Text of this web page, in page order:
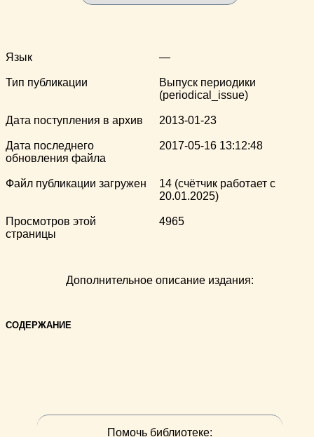
Язык —
Тип публикации
Выпуск периодики
(periodical_issue)
Дата поступления в архив 2013-01-23
Дата последнего
обновления файла
2017-05-16 13:12:48
Файл публикации загружен
14 (счётчик работает с
20.01.2025)
Просмотров этой
страницы
4965
Дополнительное описание издания:
СОДЕРЖАНИЕ
Помочь библиотеке: